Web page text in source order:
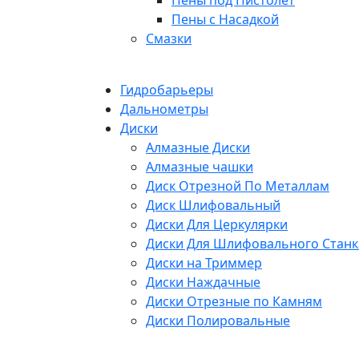
Пены с Насадкой
Смазки
Гидробарьеры
Дальнометры
Диски
Алмазные Диски
Алмазные чашки
Диск Отрезной По Металлам
Диск Шлифовальный
Диски Для Церкулярки
Диски Для Шлифовального
Диски на Триммер
Диски Наждачные
Диски Отрезные по Камням
Диски Полировальные